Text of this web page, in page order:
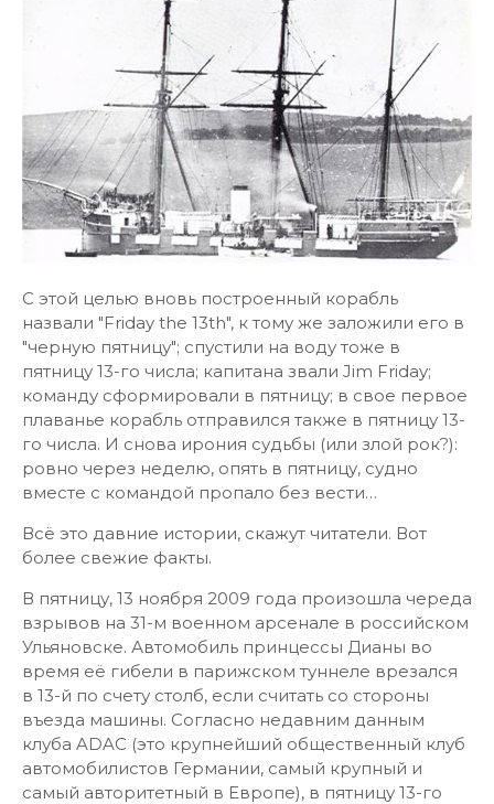
С этой целью вновь построенный корабль
назвали "Friday the 13th", к тому же заложили его в
"черную пятницу"; спустили на воду тоже в
пятницу 13-го числа; капитана звали Jim Friday;
команду сформировали в пятницу; в свое первое
плаванье корабль отправился также в пятницу 13-
го числа. И снова ирония судьбы (или злой рок?):
ровно через неделю, опять в пятницу, судно
вместе с командой пропало без вести…
Всё это давние истории, скажут читатели. Вот
более свежие факты.
В пятницу, 13 ноября 2009 года произошла череда
взрывов на 31-м военном арсенале в российском
Ульяновске. Автомобиль принцессы Дианы во
время её гибели в парижском туннеле врезался
в 13-й по счету столб, если считать со стороны
въезда машины. Согласно недавним данным
клуба ADAC (это крупнейший общественный клуб
автомобилистов Германии, самый крупный и
самый авторитетный в Европе), в пятницу 13-го